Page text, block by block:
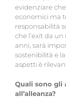
evidenziare
economici ma
responsabilità
che l’exit da
anni, sarà
sostenibilità e
aspetti è
Quali sono gli
all’alleanza?